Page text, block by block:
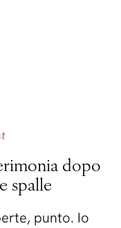
dopo
spalle
punto. Io